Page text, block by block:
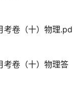
考卷（十）物理.pd
考卷（十）物理答